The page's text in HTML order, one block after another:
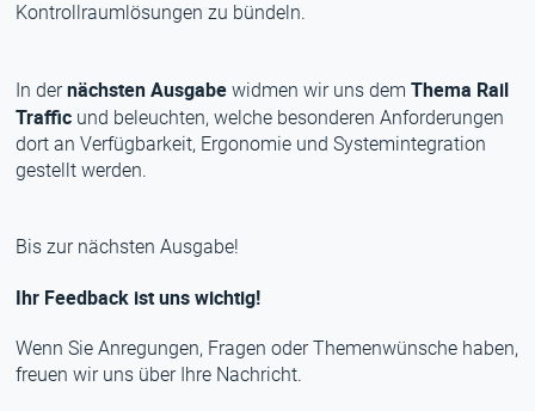
Kontrollraumlösungen zu bündeln.
In dernächsten Ausgabe widmen wir uns demThema Rail
Traffic und beleuchten, welche besonderen Anforderungen
dort an Verfügbarkeit, Ergonomie und Systemintegration
gestellt werden.
Bis zur nächsten Ausgabe!
Ihr Feedback ist uns wichtig!
Wenn Sie Anregungen, Fragen oder Themenwünsche haben,
freuen wir uns über Ihre Nachricht.